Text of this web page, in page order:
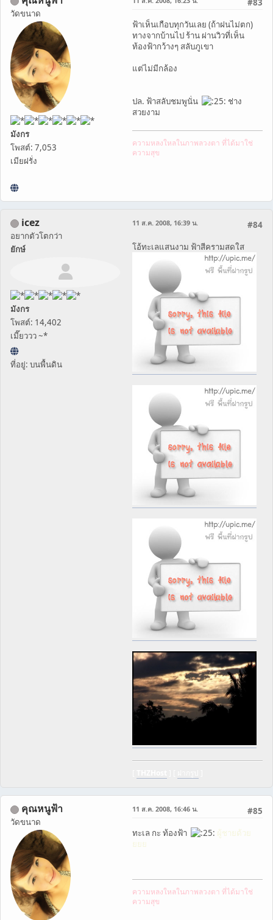
วัดขนาด
มังกร
โพสต์: 7,053
เมียฝรั่ง
#83
ฟ้าเห็นเกือบทุกวันเลย (ถ้าฝนไม่ตก)
ทางจากบ้านไป ร้าน ผ่านวิวที่เห็น
ท้องฟ้ากว้างๆ สลับภูเขา
แต่ไม่มีกล้อง
ปล. ฟ้าสลับชมพูนั่น
ช่าง
สวยงาม
ความหลงใหลในภาพลวงตา ที่ได้มาใช่
ความสุข
icez
อยากตัวโตกว่า
ยักษ์
มังกร
โพสต์: 14,402
เมี๊ยววว ~*
ที่อยู่: บนพื้นดิน
#84
11 ส.ค. 2008, 16:39 น.
โอ้ทะเลแสนงาม ฟ้าสีครามสดใส
คุณหนูฟ้า
วัดขนาด
#85
11 ส.ค. 2008, 16:46 น.
ทะเล กะ ท้องฟ้า
ผู้ชายด้วย
ยยย
ความหลงใหลในภาพลวงตา ที่ได้มาใช่
ความสุข